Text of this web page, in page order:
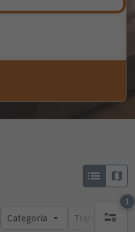
Categoria Trattamento
1
1 filtro